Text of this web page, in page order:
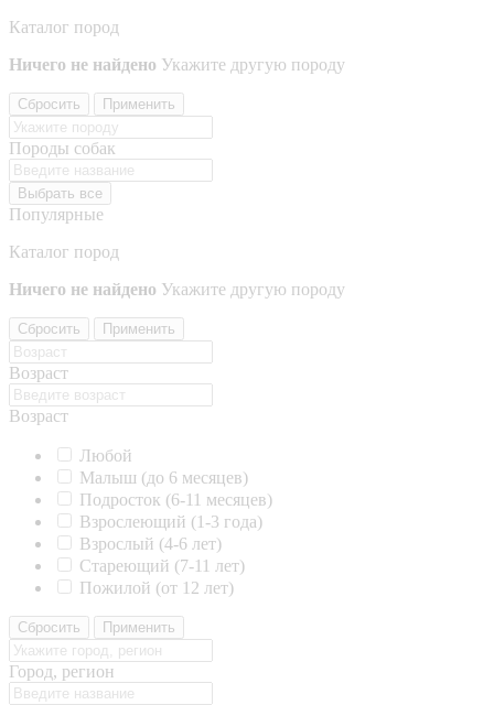
Каталог пород
Ничего не найдено Укажите другую породу
Сбросить Применить
Породы собак
Выбрать все
Популярные
Каталог пород
Ничего не найдено Укажите другую породу
Сбросить Применить
Возраст
Возраст
Любой
Малыш (до 6 месяцев)
Подросток (6-11 месяцев)
Взрослеющий (1-3 года)
Взрослый (4-6 лет)
Стареющий (7-11 лет)
Пожилой (от 12 лет)
Сбросить Применить
Город, регион